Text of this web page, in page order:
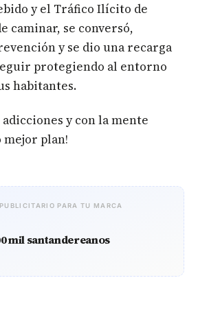
y el Tráfico Ilícito de
caminar, se conversó,
y se dio una recarga
protegiendo al entorno
habitantes.
y con la mente
plan!
PARA TU MARCA
mil santandereanos